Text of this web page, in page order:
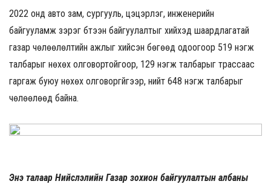
2022 онд авто зам, сургууль, цэцэрлэг, инженерийн
байгууламж зэрэг бүтээн байгуулалтыг хийхэд шаардлагатай
газар чөлөөлөлтийн ажлыг хийсэн бөгөөд одоогоор 519 нэгж
талбарыг нөхөх олговортойгоор, 129 нэгж талбарыг трассаас
гаргаж буюу нөхөх олговоргүйгээр, нийт 648 нэгж талбарыг
чөлөөлөөд байна.
Энэ талаар Нийслэлийн Газар зохион байгуулалтын албаны